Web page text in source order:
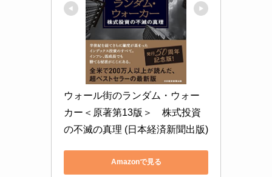
ウォール街のランダム・ウォー
カー＜原著第13版＞　株式投資
の不滅の真理 (日本経済新聞出版)
Amazonで見る